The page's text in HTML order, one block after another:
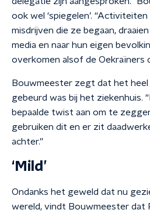
ook wel ‘spiegelen’.
misdrijven die ze begaan,
media en naar hun eigen
overkomen alsof de Oekraïners
Bouwmeester zegt dat het heel
gebeurd was bij het ziekenhuis.
bepaalde twist aan om te
gebruiken dit en er zit
achter.”
‘Mild’
Ondanks het geweld dat nu
wereld, vindt Bouwmeester dat